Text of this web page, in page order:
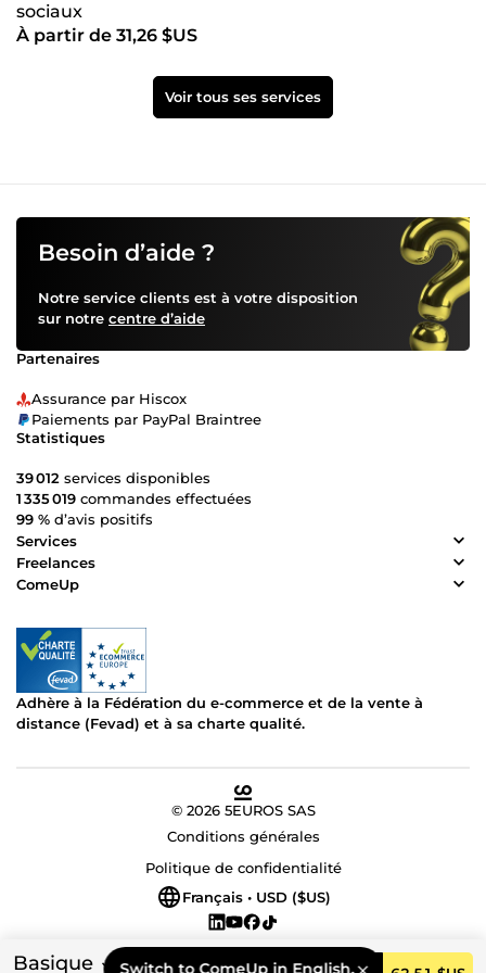
Basique
sociaux
À partir de 31,26 $US
Voir tous ses services
Switch to ComeUp in English.
Besoin d’aide ?
Notre service clients est à votre disposition
sur notre centre d’aide
Partenaires
Assurance par Hiscox
Paiements par PayPal Braintree
Statistiques
39 012 services disponibles
1 335 019 commandes effectuées
99 % d’avis positifs
Services
Freelances
ComeUp
Adhère à la Fédération du e-commerce et de la vente à
distance (Fevad) et à sa charte qualité.
© 2026 5EUROS SAS
Conditions générales
Politique de confidentialité
Français • USD ($US)